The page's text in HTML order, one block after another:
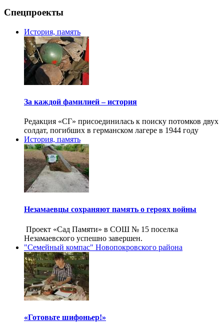
Спецпроекты
История, память
За каждой фамилией – история
Редакция «СГ» присоединилась к поиску потомков двух
солдат, погибших в германском лагере в 1944 году
История, память
Незамаевцы сохраняют память о героях войны
Проект «Сад Памяти» в СОШ № 15 поселка
Незамаевского успешно завершен.
"Семейный компас" Новопокровского района
«Готовьте шифоньер!»